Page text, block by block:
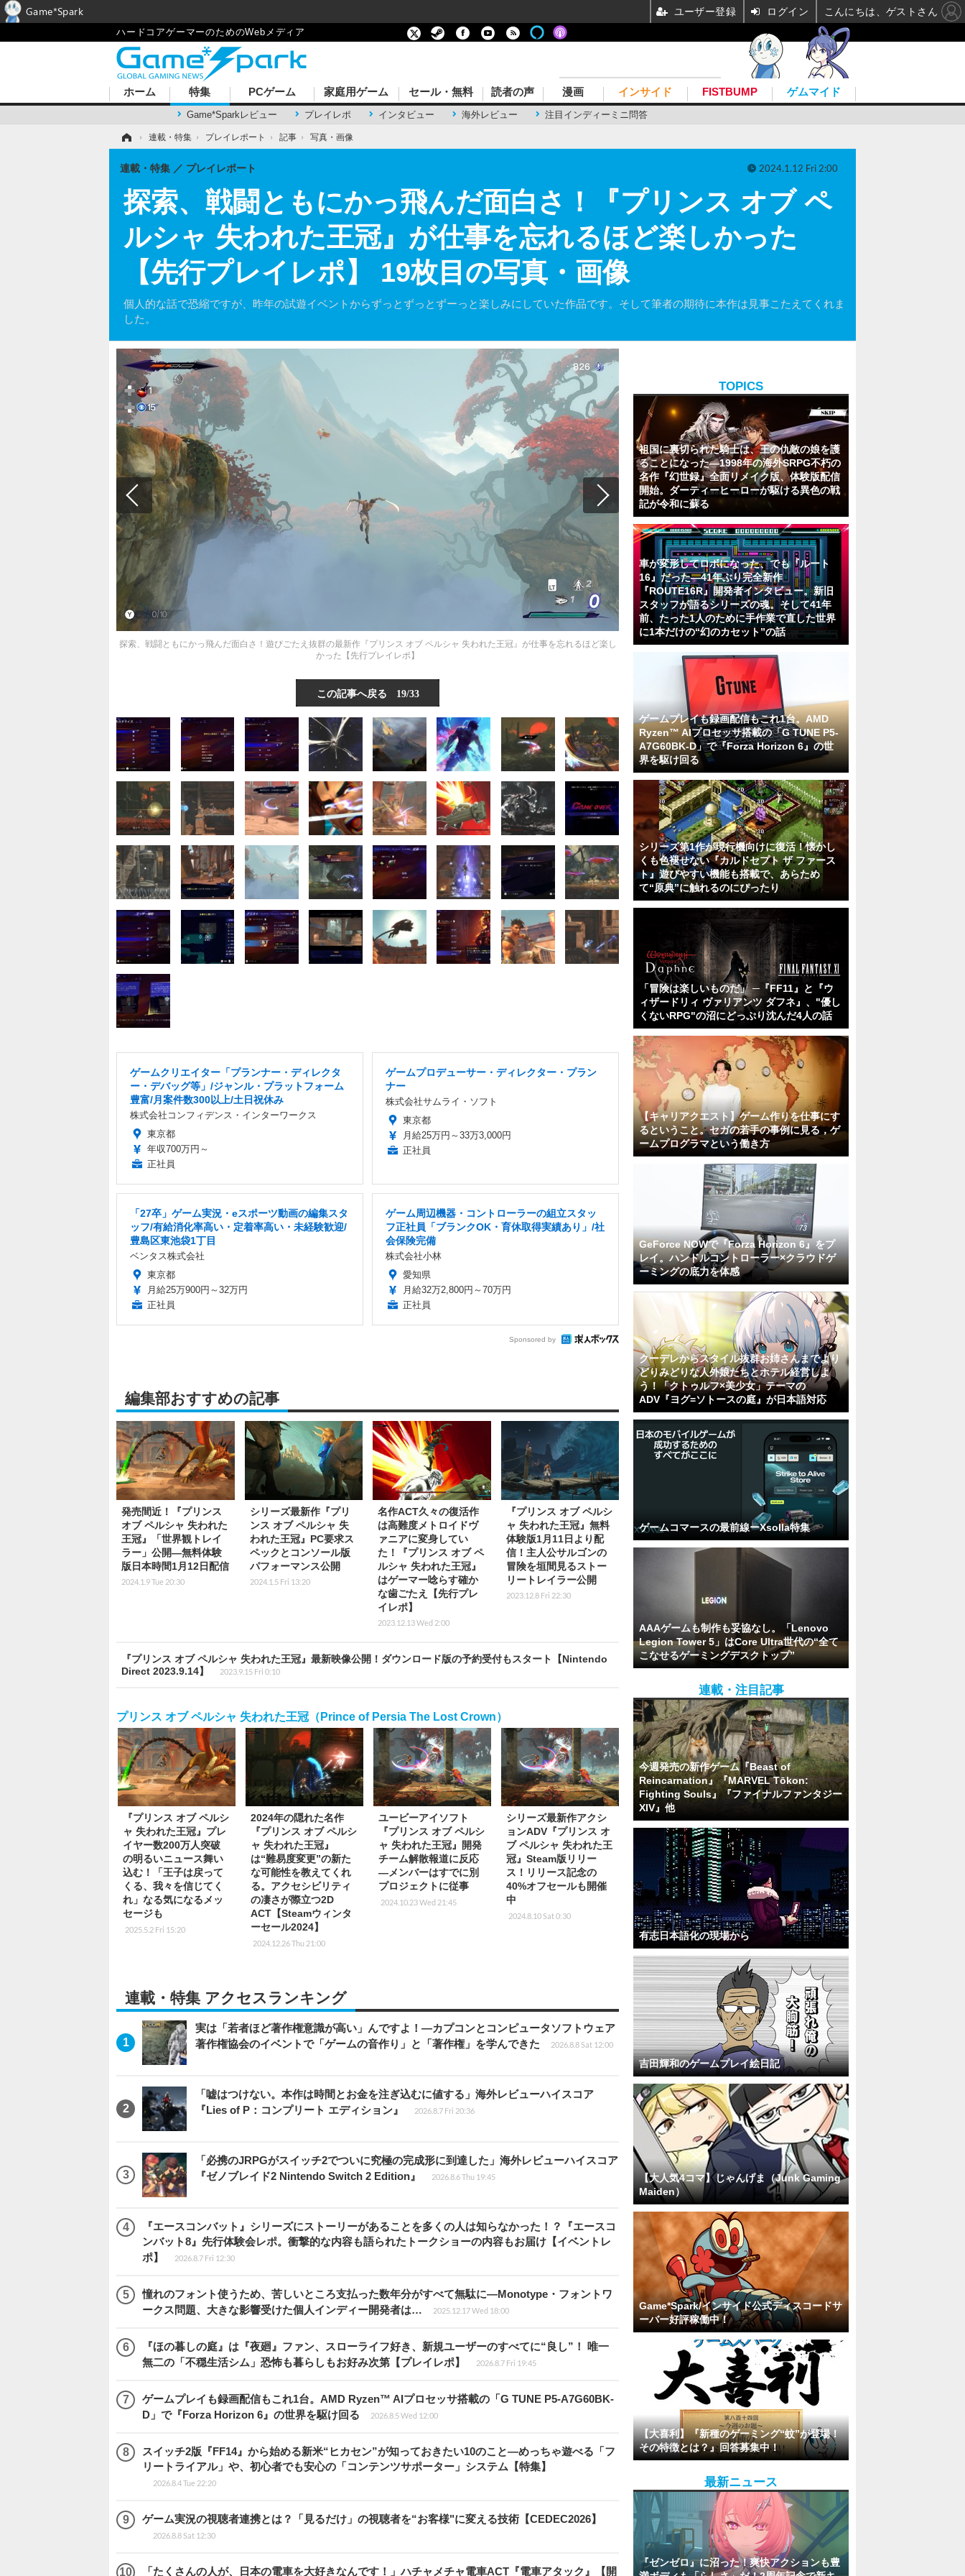
ハードコアゲーマーのためのWebメディア
ホーム 特集
Game*Sparkレビュー プレイレポ インタビュー 海外レビュー 注目インディーミニ問答
PCゲーム 家庭用ゲーム セール・無料 読者の声 漫画 インサイド FISTBUMP ゲムマイド
› 連載・特集 › プレイレポート › 記事 › 写真・画像
探索、戦闘ともにかっ飛んだ面白さ！『プリンス オブ ペ
ルシャ 失われた王冠』が仕事を忘れるほど楽しかった
【先行プレイレポ】 19枚目の写真・画像
個人的な話で恐縮ですが、昨年の試遊イベントからずっとずっとずーっと楽しみにしていた作品です。そして筆者の期待に本作は見事こたえてくれま
した。
連載・特集 プレイレポート 2024.1.12 Fri 2:00
探索、戦闘ともにかっ飛んだ面白さ！遊びごたえ抜群の最新作『プリンス オブ ペルシャ 失われた王冠』が仕事を忘れるほど楽し
かった【先行プレイレポ】
この記事へ戻る 19/33
ゲームクリエイター「プランナー・ディレクタ
ー・デバッグ等」/ジャンル・プラットフォーム
豊富/月案件数300以上/土日祝休み
株式会社コンフィデンス・インターワークス
東京都
年収700万円～
正社員
ゲームプロデューサー・ディレクター・プラン
ナー
株式会社サムライ・ソフト
東京都
月給25万円～33万3,000円
正社員
「27卒」ゲーム実況・eスポーツ動画の編集スタ
ッフ/有給消化率高い・定着率高い・未経験歓迎/
豊島区東池袋1丁目
ベンタス株式会社
東京都
月給25万900円～32万円
正社員
ゲーム周辺機器・コントローラーの組立スタッ
フ正社員「ブランクOK・育休取得実績あり」/社
会保険完備
株式会社小林
愛知県
月給32万2,800円～70万円
正社員
Sponsored by
編集部おすすめの記事
発売間近！『プリンス
オブ ペルシャ 失われた
王冠』「世界観トレイ
ラー」公開―無料体験
版日本時間1月12日配信
2024.1.9 Tue 20:30
シリーズ最新作『プリ
ンス オブ ペルシャ 失
われた王冠』PC要求ス
ペックとコンソール版
パフォーマンス公開
2024.1.5 Fri 13:20
名作ACT久々の復活作
は高難度メトロイドヴ
ァニアに変身してい
た！『プリンス オブ ペ
ルシャ 失われた王冠』
はゲーマー唸らす確か
な歯ごたえ【先行プレ
イレポ】
2023.12.13 Wed 2:00
『プリンス オブ ペルシ
ャ 失われた王冠』無料
体験版1月11日より配
信！主人公サルゴンの
冒険を垣間見るストー
リートレイラー公開
2023.12.8 Fri 22:30
『プリンス オブ ペルシャ 失われた王冠』最新映像公開！ダウンロード版の予約受付もスタート【Nintendo
Direct 2023.9.14】
2023.9.15 Fri 0:10
プリンス オブ ペルシャ 失われた王冠（Prince of Persia The Lost Crown）
『プリンス オブ ペルシ
ャ 失われた王冠』プレ
イヤー数200万人突破
の明るいニュース舞い
込む！「王子は戻って
くる、我々を信じてく
れ」なる気になるメッ
セージも
2025.5.2 Fri 15:20
2024年の隠れた名作
『プリンス オブ ペルシ
ャ 失われた王冠』
は“難易度変更”の新た
な可能性を教えてくれ
る。アクセシビリティ
の凄さが際立つ2D
ACT【Steamウィンタ
ーセール2024】
2024.12.26 Thu 21:00
ユービーアイソフト
『プリンス オブ ペルシ
ャ 失われた王冠』開発
チーム解散報道に反応
―メンバーはすでに別
プロジェクトに従事
2024.10.23 Wed 21:45
シリーズ最新作アクシ
ョンADV『プリンス オ
ブ ペルシャ 失われた王
冠』Steam版リリー
ス！リリース記念の
40%オフセールも開催
中
2024.8.10 Sat 0:30
連載・特集 アクセスランキング
実は「若者ほど著作権意識が高い」んですよ！―カプコンとコンピュータソフトウェア
著作権協会のイベントで「ゲームの音作り」と「著作権」を学んできた
2026.8.8 Sat 12:00
「嘘はつけない。本作は時間とお金を注ぎ込むに値する」海外レビューハイスコア
『Lies of P：コンプリート エディション』
2026.8.7 Fri 20:36
「必携のJRPGがスイッチ2でついに究極の完成形に到達した」海外レビューハイスコア
『ゼノブレイド2 Nintendo Switch 2 Edition』
2026.8.6 Thu 19:45
『エースコンバット』シリーズにストーリーがあることを多くの人は知らなかった！？『エースコ
ンバット8』先行体験会レポ。衝撃的な内容も語られたトークショーの内容もお届け【イベントレ
ポ】
2026.8.7 Fri 12:30
憧れのフォント使うため、苦しいところ支払った数年分がすべて無駄に―Monotype・フォントワ
ークス問題、大きな影響受けた個人インディー開発者は…
2025.12.17 Wed 18:00
『ほの暮しの庭』は『夜廻』ファン、スローライフ好き、新規ユーザーのすべてに“良し”！ 唯一
無二の「不穏生活シム」恐怖も暮らしもお好み次第【プレイレポ】
2026.8.7 Fri 19:45
ゲームプレイも録画配信もこれ1台。AMD Ryzen™ AIプロセッサ搭載の「G TUNE P5-A7G60BK-
D」で『Forza Horizon 6』の世界を駆け回る
2026.8.5 Wed 12:00
スイッチ2版『FF14』から始める新米“ヒカセン”が知っておきたい10のこと―めっちゃ遊べる「フ
リートライアル」や、初心者でも安心の「コンテンツサポーター」システム【特集】
2026.8.4 Tue 22:20
ゲーム実況の視聴者連携とは？「見るだけ」の視聴者を“お客様"に変える技術【CEDEC2026】
2026.8.8 Sat 12:30
「たくさんの人が、日本の電車を大好きなんです！」ハチャメチャ電車ACT『電車アタック』【開
TOPICS
祖国に裏切られた騎士は、王の仇敵の娘を護
ることになった―1998年の海外SRPG不朽の
名作『幻世録』全面リメイク版、体験版配信
開始。ダーティーヒーローが駆ける異色の戦
記が令和に蘇る
車が変形してロボになった、でも『ルート
16』だった―41年ぶり完全新作
『ROUTE16R』開発者インタビュー。新旧
スタッフが語るシリーズの魂。そして41年
前、たった1人のために手作業で直した世界
に1本だけの“幻のカセット”の話
ゲームプレイも録画配信もこれ1台。AMD
Ryzen™ AIプロセッサ搭載の「G TUNE P5-
A7G60BK-D」で『Forza Horizon 6』の世
界を駆け回る
シリーズ第1作が現行機向けに復活！懐かし
くも色褪せない『カルドセプト ザ ファース
ト』遊びやすい機能も搭載で、あらため
て“原典”に触れるのにぴったり
「冒険は楽しいものだ」 ─『FF11』と『ウ
ィザードリィ ヴァリアンツ ダフネ』、"優し
くないRPG"の沼にどっぷり沈んだ4人の話
【キャリアクエスト】ゲーム作りを仕事にす
るということ。セガの若手の事例に見る，ゲ
ームプログラマという働き方
GeForce NOWで『Forza Horizon 6』をプ
レイ。ハンドルコントローラー×クラウドゲ
ーミングの底力を体感
クーデレからスタイル抜群お姉さんまでより
どりみどりな人外娘たちとホテル経営しよ
う！「クトゥルフ×美少女」テーマの
ADV『ヨグ=ソトースの庭』が日本語対応
ゲームコマースの最前線ーXsolla特集
AAAゲームも制作も妥協なし。「Lenovo
Legion Tower 5」はCore Ultra世代の“全て
こなせるゲーミングデスクトップ”
連載・注目記事
今週発売の新作ゲーム『Beast of
Reincarnation』『MARVEL Tōkon:
Fighting Souls』『ファイナルファンタジー
XIV』他
有志日本語化の現場から
吉田輝和のゲームプレイ絵日記
【大人気4コマ】じゃんげま（Junk Gaming
Maiden）
Game*Spark/インサイド公式ディスコードサ
ーバー好評稼働中！
【大喜利】『新種のゲーミング“蚊”が登場！
その特徴とは？』回答募集中！
最新ニュース
『ゼンゼロ』に沼った！爽快アクションも豊
Game*Spark ユーザー登録 ログイン こんにちは、ゲストさん